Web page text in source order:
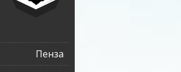
Пенза